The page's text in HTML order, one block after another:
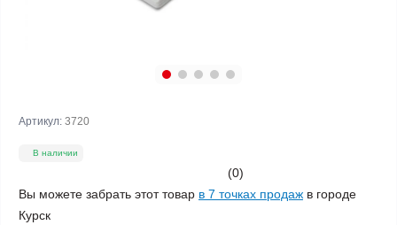
Артикул: 3720
В наличии
(0)
Вы можете забрать этот товар в 7 точках продаж в городе
Курск